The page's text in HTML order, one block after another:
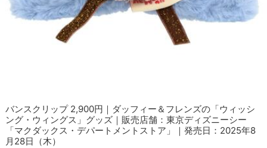
バンスクリップ 2,900円｜ダッフィー＆フレンズの「ウィッシ
ング・ウィングス」グッズ｜販売店舗：東京ディズニーシー
「マクダックス・デパートメントストア」｜発売日：2025年8
月28日（木）